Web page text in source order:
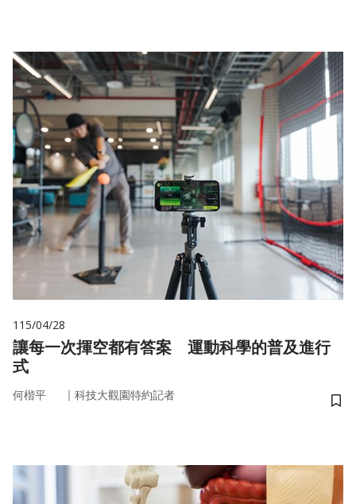
115/04/28
讓每一次揮空都有答案 運動科學的普及進行
式
何楷平 ｜ 科技大觀園特約記者
儲